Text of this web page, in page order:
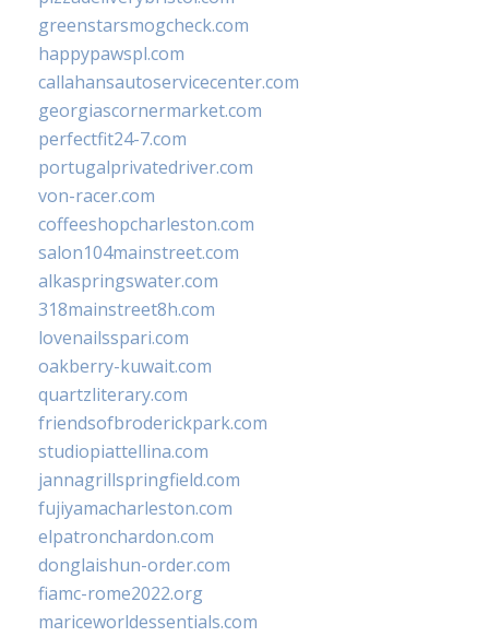
greenstarsmogcheck.com
happypawspl.com
callahansautoservicecenter.com
georgiascornermarket.com
perfectfit24-7.com
portugalprivatedriver.com
von-racer.com
coffeeshopcharleston.com
salon104mainstreet.com
alkaspringswater.com
318mainstreet8h.com
lovenailsspari.com
oakberry-kuwait.com
quartzliterary.com
friendsofbroderickpark.com
studiopiattellina.com
jannagrillspringfield.com
fujiyamacharleston.com
elpatronchardon.com
donglaishun-order.com
fiamc-rome2022.org
mariceworldessentials.com